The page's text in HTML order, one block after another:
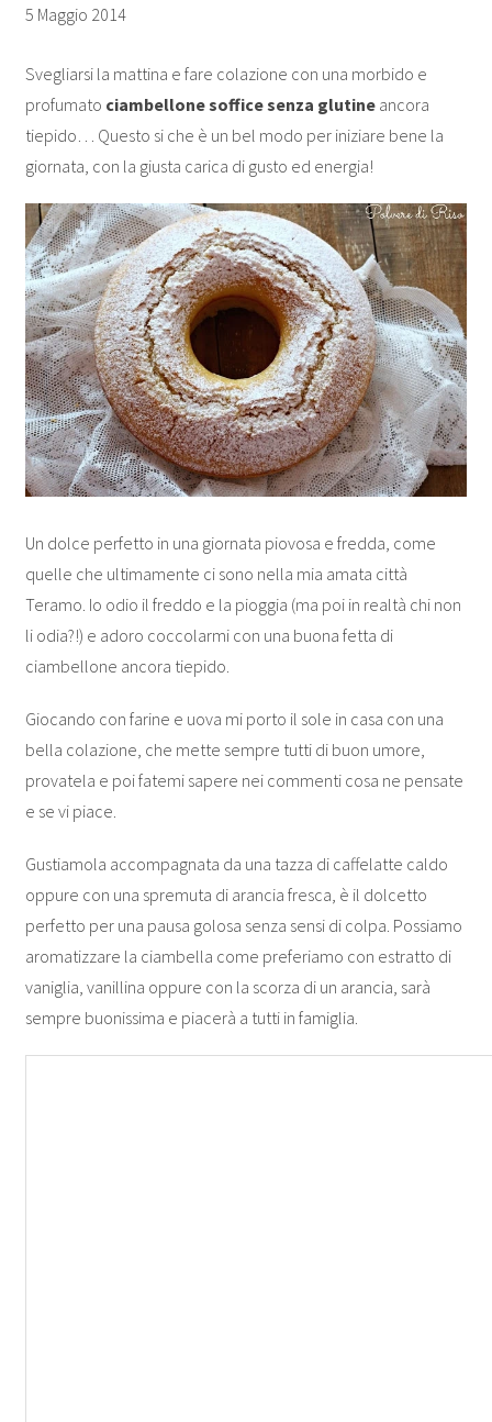
5 Maggio 2014
Svegliarsi la mattina e fare colazione con una morbido e
profumato ciambellone soffice senza glutine ancora
tiepido… Questo si che è un bel modo per iniziare bene la
giornata, con la giusta carica di gusto ed energia!
Un dolce perfetto in una giornata piovosa e fredda, come
quelle che ultimamente ci sono nella mia amata città
Teramo. Io odio il freddo e la pioggia (ma poi in realtà chi non
li odia?!) e adoro coccolarmi con una buona fetta di
ciambellone ancora tiepido.
Giocando con farine e uova mi porto il sole in casa con una
bella colazione, che mette sempre tutti di buon umore,
provatela e poi fatemi sapere nei commenti cosa ne pensate
e se vi piace.
Gustiamola accompagnata da una tazza di caffelatte caldo
oppure con una spremuta di arancia fresca, è il dolcetto
perfetto per una pausa golosa senza sensi di colpa. Possiamo
aromatizzare la ciambella come preferiamo con estratto di
vaniglia, vanillina oppure con la scorza di un arancia, sarà
sempre buonissima e piacerà a tutti in famiglia.